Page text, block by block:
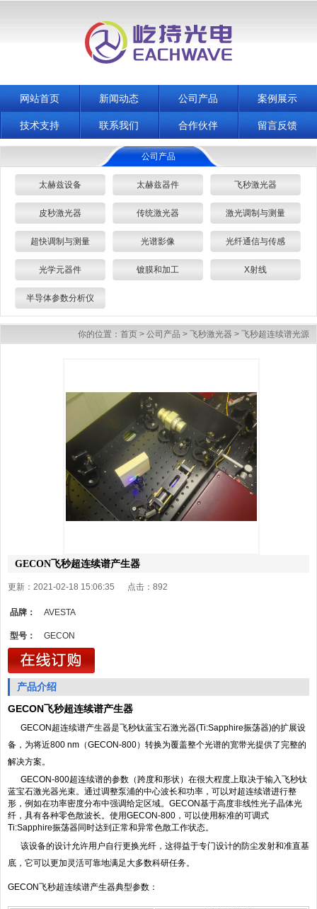
网站首页 新闻动态 公司产品 案例展示
技术支持 联系我们 合作伙伴 留言反馈
公司产品
太赫兹设备 太赫兹器件 飞秒激光器
皮秒激光器 传统激光器 激光调制与测量
超快调制与测量 光谱影像 光纤通信与传感
光学元器件 镀膜和加工 X射线
半导体参数分析仪
你的位置： 首页 > 公司产品 > 飞秒激光器 > 飞秒超连续谱光源
GECON飞秒超连续谱产生器
更新：2021-02-18 15:06:35 点击： 892
品牌： AVESTA
型号： GECON
产品介绍
GECON飞秒超连续谱产生器
GECON超连续谱产生器是飞秒钛蓝宝石激光器(Ti:Sapphire振荡器)的扩展设
备，为将近800 nm（GECON-800）转换为覆盖整个光谱的宽带光提供了完整的
解决方案。
GECON-800超连续谱的参数（跨度和形状）在很大程度上取决于输入飞秒钛
蓝宝石激光器光束。通过调整泵浦的中心波长和功率，可以对超连续谱进行整
形，例如在功率密度分布中强调给定区域。GECON基于高度非线性光子晶体光
纤，具有各种零色散波长。使用GECON-800，可以使用标准的可调式
Ti:Sapphire振荡器同时达到正常和异常色散工作状态。
该设备的设计允许用户自行更换光纤，这得益于专门设计的防尘发射和准直基
底，它可以更加灵活可靠地满足大多数科研任务。
GECON飞秒超连续谱产生器典型参数：